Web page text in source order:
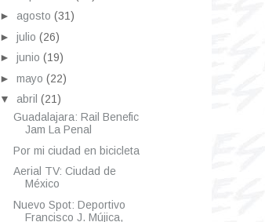
► agosto (31)
► julio (26)
► junio (19)
► mayo (22)
▼ abril (21)
Guadalajara: Rail Benefic
Jam La Penal
Por mi ciudad en bicicleta
Aerial TV: Ciudad de
México
Nuevo Spot: Deportivo
Francisco J. Mújica,